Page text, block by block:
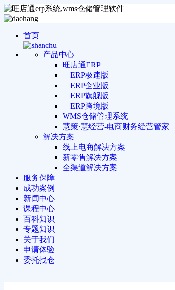
首页
产品中心
旺店通ERP
ERP极速版
ERP企业版
ERP旗舰版
ERP跨境版
WMS仓储管理系统
慧策·慧经营-电商财务经营管家
解决方案
线上电商解决方案
新零售解决方案
全渠道解决方案
服务保障
成功案例
新闻中心
课程中心
百科知识
专题知识
关于我们
申请体验
委托找仓